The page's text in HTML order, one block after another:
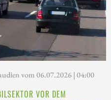
vom 06.07.2026 | 04:00
VOR DEM